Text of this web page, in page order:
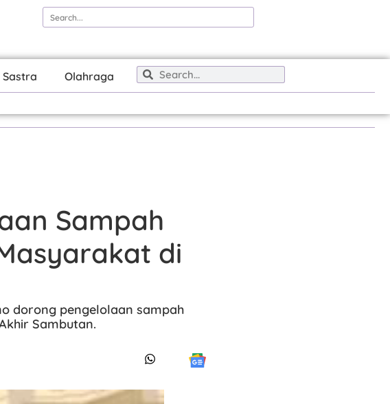
Sastra
Olahraga
Sampah
di
dorong pengelolaan sampah
Sambutan.